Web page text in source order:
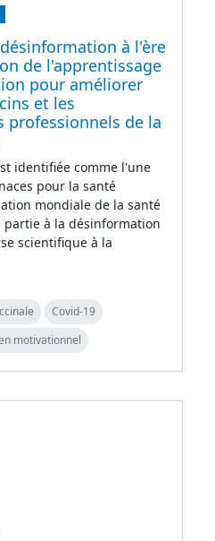
désinformation à l'ère
de l'apprentissage
pour améliorer
et les
professionnels de la
identifiée comme l'une
pour la santé
mondiale de la santé
partie à la désinformation
scientifique à la
Covid-19
motivationnel